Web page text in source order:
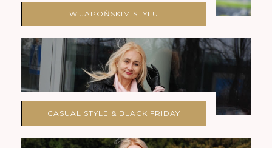
W JAPOŃSKIM STYLU
CASUAL STYLE & BLACK FRIDAY